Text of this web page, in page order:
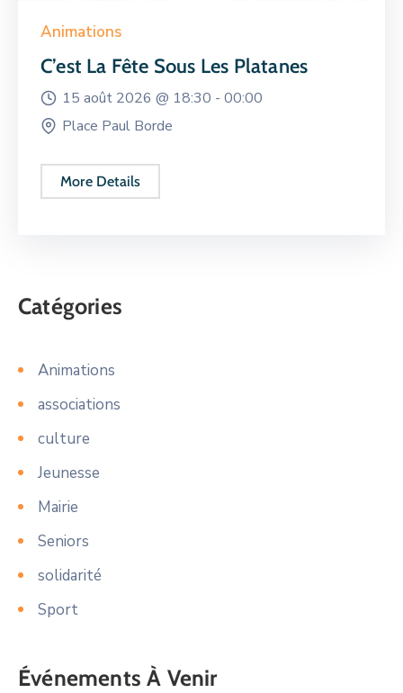
Animations
C’est La Fête Sous Les Platanes
15 août 2026 @ 18:30 - 00:00
Place Paul Borde
More Details
Catégories
Animations
associations
culture
Jeunesse
Mairie
Seniors
solidarité
Sport
Événements À Venir